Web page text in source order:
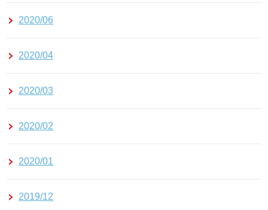
2020/06
2020/04
2020/03
2020/02
2020/01
2019/12